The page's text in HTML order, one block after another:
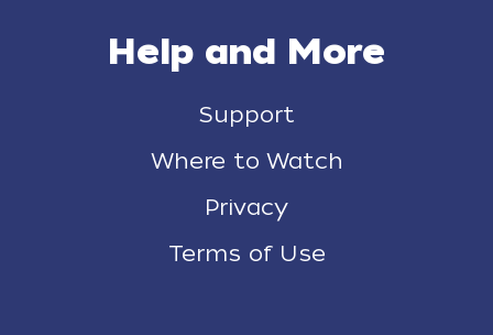
Help and More
Support
Where to Watch
Privacy
Terms of Use